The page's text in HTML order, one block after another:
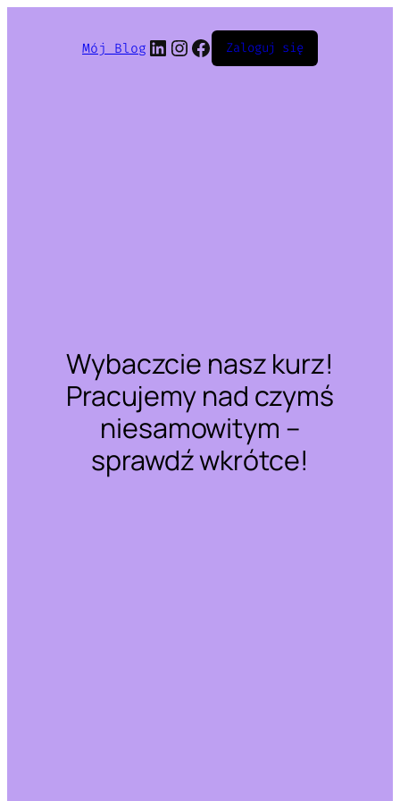
Mój Blog LinkedIn
Instagram
Facebook
Zaloguj się
Wybaczcie nasz kurz!
Pracujemy nad czymś
niesamowitym –
sprawdź wkrótce!